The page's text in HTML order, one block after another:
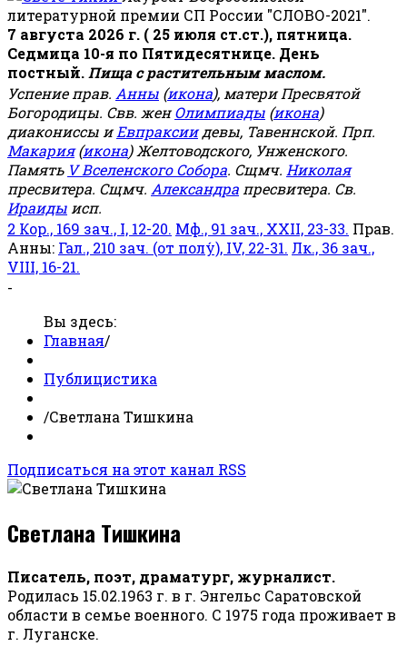
литературной премии СП России "СЛОВО-2021".
7 августа 2026 г. ( 25 июля ст.ст.), пятница.
Седмица 10-я по Пятидесятнице. День
постный. Пища с растительным маслом.
Успение прав. Анны (икона), матери Пресвятой
Богородицы. Свв. женОлимпиады (икона)
диакониссы иЕвпраксиидевы, Тавеннской. Прп.
Макария(икона) Желтоводского, Унженского.
Память V Вселенского Собора. Сщмч. Николая
пресвитера. Сщмч. Александра пресвитера. Св.
Ираиды исп.
2 Кор., 169 зач., I, 12-20. Мф., 91 зач., XXII, 23-33. Прав.
Анны: Гал., 210 зач. (от полу́), IV, 22-31. Лк., 36 зач.,
VIII, 16-21.
-
Вы здесь:
Главная/
Публицистика
/Светлана Тишкина
Подписаться на этот канал RSS
Светлана Тишкина
Писатель, поэт, драматург, журналист.
Родилась 15.02.1963 г. в г. Энгельс Саратовской
области в семье военного. С 1975 года проживает в
г. Луганске.